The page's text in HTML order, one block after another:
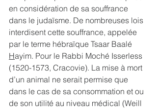
en considération de sa souffrance
dans le judaïsme. De nombreuses lois
interdisent cette souffrance, appelée
par le terme hébraïque Tsaar Baalé
Hayim. Pour le Rabbi Moché Isserless
(1520-1573, Cracovie). La mise à mort
d’un animal ne serait permise que
dans le cas de sa consommation et ou
de son utilité au niveau médical (Weill